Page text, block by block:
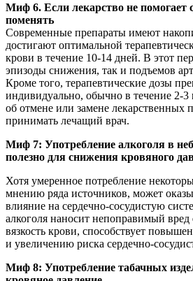
Миф 6. Если лекарство не помогает
поменять
Современные препараты имеют
достигают оптимальной
крови в течение 10-14 дней. В этот
эпизоды снижения, так и подъемов
Кроме того, терапевтические дозы
индивидуально, обычно в течение 2-3
об отмене или замене лекарственных
принимать лечащий врач.
Миф 7: Употребление алкоголя в
полезно для снижения кровяного
Хотя умеренное потребление
мнению ряда источников, может
влияние на сердечно-сосудистую
алкоголя наносит непоправимый вред
вязкость крови, способствует
и увеличению риска сердечно-
Миф 8: Употребление табачных